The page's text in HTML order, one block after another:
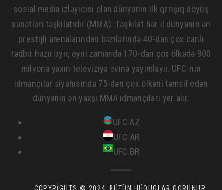
sosial media izləyicisi olan dünyanın ilk qarışıq döyüş
sənətləri təşkilatıdır (MMA). Təşkilat hər il dünyanın ən
prestijli arenalarından bəzilərində 40-dan çox canlı
tədbir hazırlayır, eyni zamanda 170-dən çox ölkədə 900
milyona yaxın televiziya evinə yayımlayır. UFC-nin
idmançılar siyahısında 75-dən çox ölkəni təmsil edən
dünyanın ən yaxşı MMA idmançıları yer alır.
UFC AZ
UFC AR
UFC BR
COPYRIGHTS © 2024. BÜTÜN HÜQUQLAR QORUNUR.